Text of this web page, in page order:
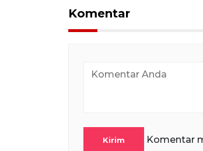
Komentar
Kirim Komentar